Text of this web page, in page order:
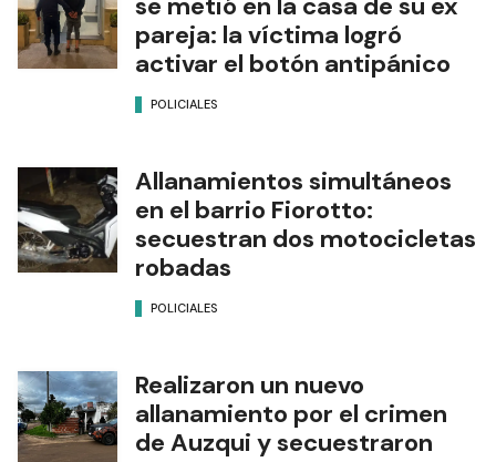
pareja: la víctima logró
activar el botón antipánico
POLICIALES
Allanamientos simultáneos
en el barrio Fiorotto:
secuestran dos motocicletas
robadas
POLICIALES
Realizaron un nuevo
allanamiento por el crimen
de Auzqui y secuestraron